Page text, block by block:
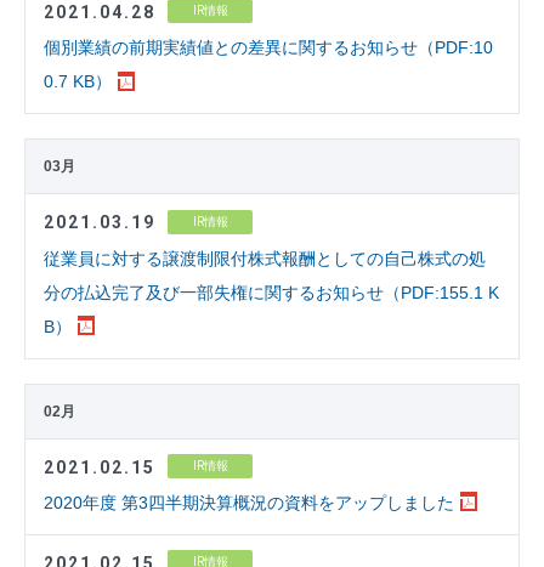
2021.04.28 IR情報
個別業績の前期実績値との差異に関するお知らせ（PDF:10
0.7 KB）
03月
2021.03.19 IR情報
従業員に対する譲渡制限付株式報酬としての自己株式の処
分の払込完了及び一部失権に関するお知らせ（PDF:155.1 K
B）
02月
2021.02.15 IR情報
2020年度 第3四半期決算概況の資料をアップしました
IR情報